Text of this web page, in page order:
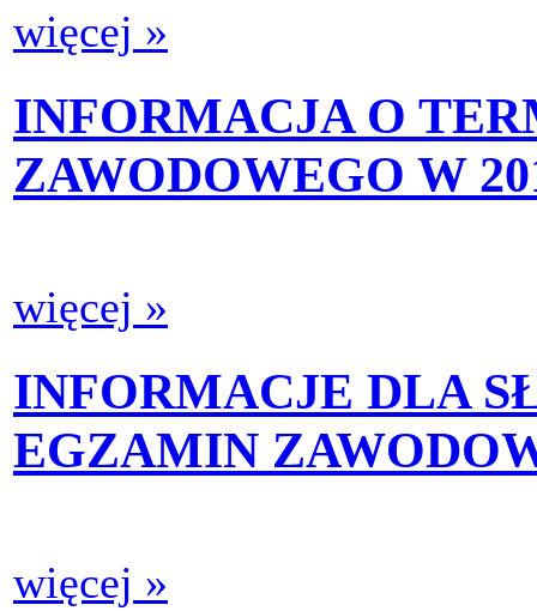
więcej »
INFORMACJA O
ZAWODOWEGO W
więcej »
INFORMACJE DLA
EGZAMIN
więcej »